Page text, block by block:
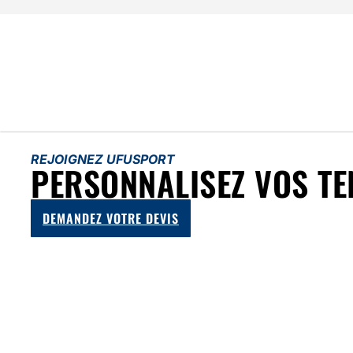
REJOIGNEZ UFUSPORT
PERSONNALISEZ VOS
DEMANDEZ VOTRE DEVIS